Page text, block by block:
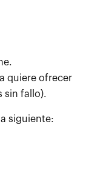
quiere ofrecer
sin fallo).
siguiente: